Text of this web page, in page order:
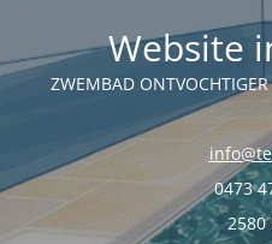
Website
ZWEMBAD
0473
2580